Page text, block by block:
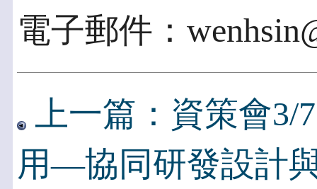
電子郵件：
上一篇：資策會
用—協同研發設計